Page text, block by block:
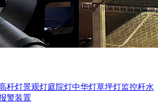
杆灯景观灯庭院灯中华灯草坪灯监控杆水
警装置